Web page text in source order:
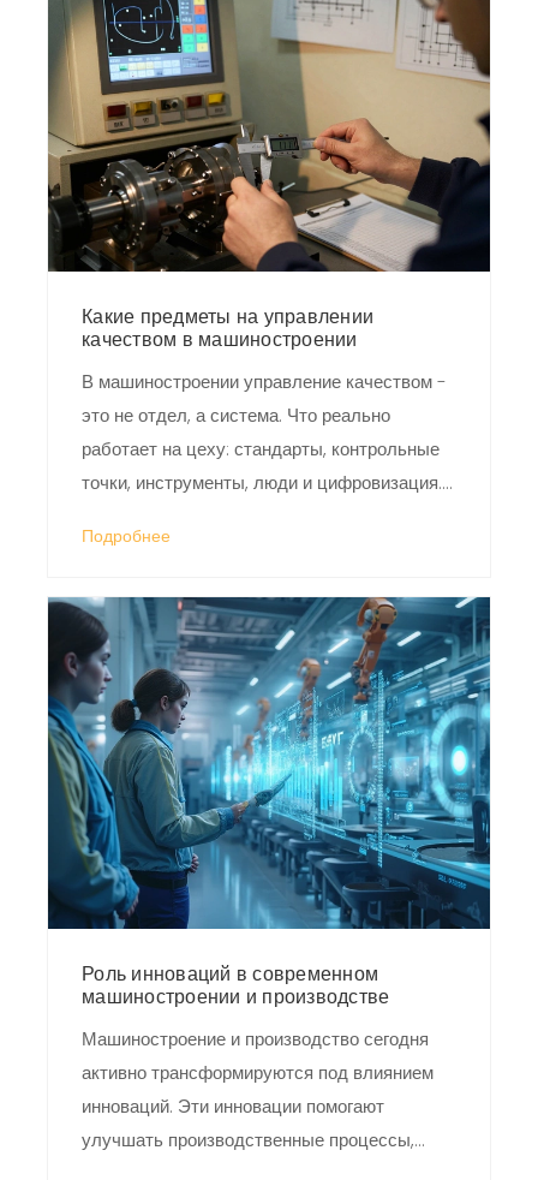
Какие предметы на управлении
качеством в машиностроении
В машиностроении управление качеством -
это не отдел, а система. Что реально
работает на цеху: стандарты, контрольные
точки, инструменты, люди и цифровизация.
Подробнее
Роль инноваций в современном
машиностроении и производстве
Машиностроение и производство сегодня
активно трансформируются под влиянием
инноваций. Эти инновации помогают
улучшать производственные процессы,